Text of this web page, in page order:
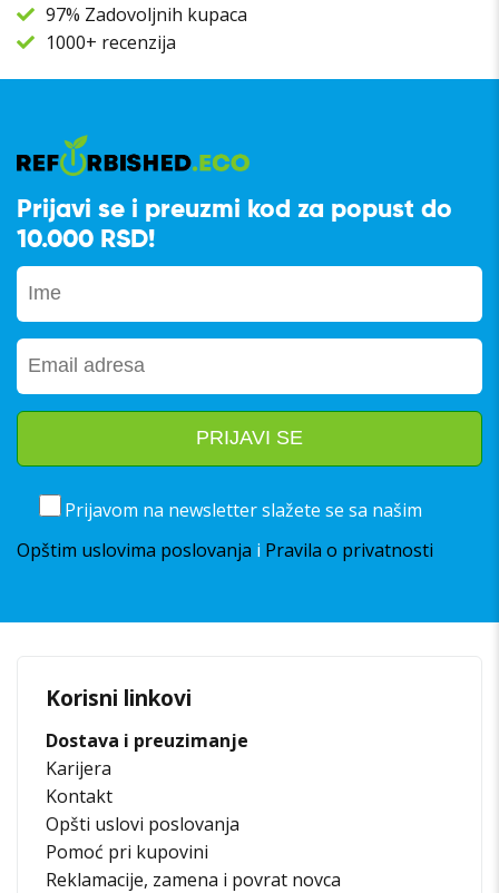
97% Zadovoljnih kupaca
1000+ recenzija
Prijavi se i preuzmi kod za popust do
10.000 RSD!
Prijavom na newsletter slažete se sa našim
Opštim uslovima poslovanja i Pravila o privatnosti
Korisni linkovi
Dostava i preuzimanje
Karijera
Kontakt
Opšti uslovi poslovanja
Pomoć pri kupovini
Reklamacije, zamena i povrat novca